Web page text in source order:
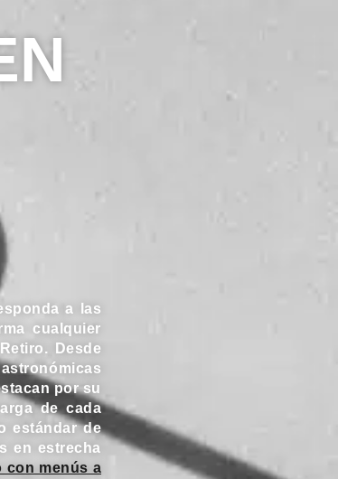
a las
cualquier
Desde
por su
de cada
estándar de
en estrecha
con menús a